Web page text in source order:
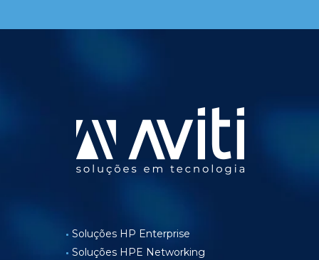
Soluções HP Enterprise
Soluções HPE Networking